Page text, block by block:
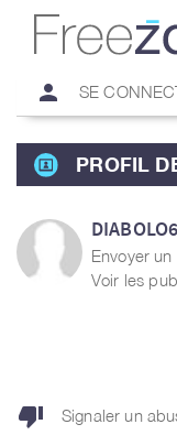
person SE
PROFIL
Envoyer
Voir les
thumb_down Signaler un